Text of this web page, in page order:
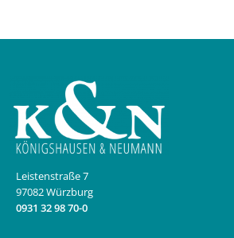
Leistenstraße 7
97082 Würzburg
0931 32 98 70-0